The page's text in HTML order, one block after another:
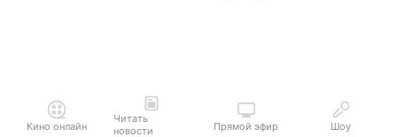
Кино онлайн
Читать
новости
Прямой эфир Шоу